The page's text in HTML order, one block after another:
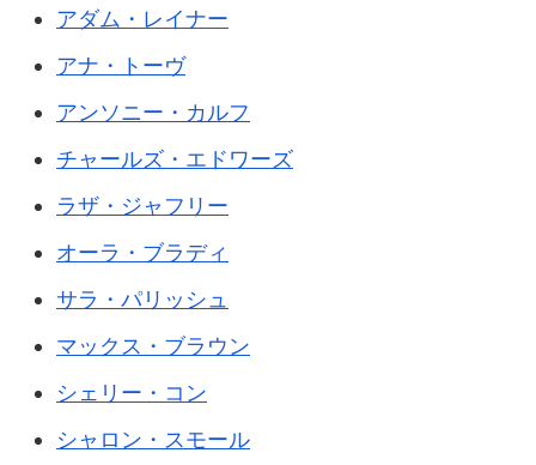
アダム・レイナー
アナ・トーヴ
アンソニー・カルフ
チャールズ・エドワーズ
ラザ・ジャフリー
オーラ・ブラディ
サラ・パリッシュ
マックス・ブラウン
シェリー・コン
シャロン・スモール